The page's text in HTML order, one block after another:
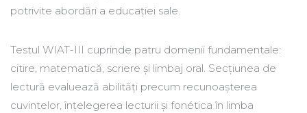
potrivite abordări a educației sale.
Testul WIAT-III cuprinde patru domenii fundamentale:
citire, matematică, scriere și limbaj oral. Secțiunea de
lectură evaluează abilități precum recunoașterea
cuvintelor, înțelegerea lecturii și fonética în limba